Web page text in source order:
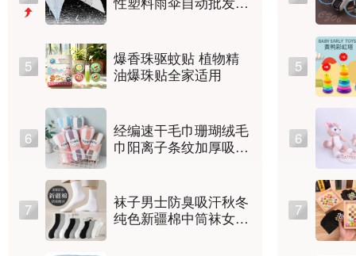
5
爆香珠驱蚊贴 植物精
油爆珠贴全家适用
6
经编速干毛巾珊瑚绒毛
巾阳离子条纹加厚吸水
7
袜子男士防臭吸汗秋冬
纯色新疆棉中筒袜女运
5
6
7